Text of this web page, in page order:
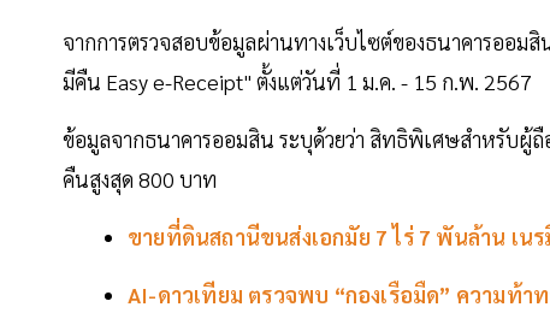
จากการตรวจสอบข้อมูลผ่านทางเว็บไซต์ของธนาคารออ
มีคืน Easy e-Receipt" ตั้งแต่วันที่ 1 ม.ค. - 15 ก.พ. 2567
ข้อมูลจากธนาคารออมสิน ระบุด้วยว่า สิทธิพิเศษสำหรับผู้
คืนสูงสุด 800 บาท
ขายที่ดินสถานีขนส่งเอกมัย 7 ไร่ 7 พันล้าน เน
AI-ดาวเทียม ตรวจพบ “กองเรือมืด” ความท้า